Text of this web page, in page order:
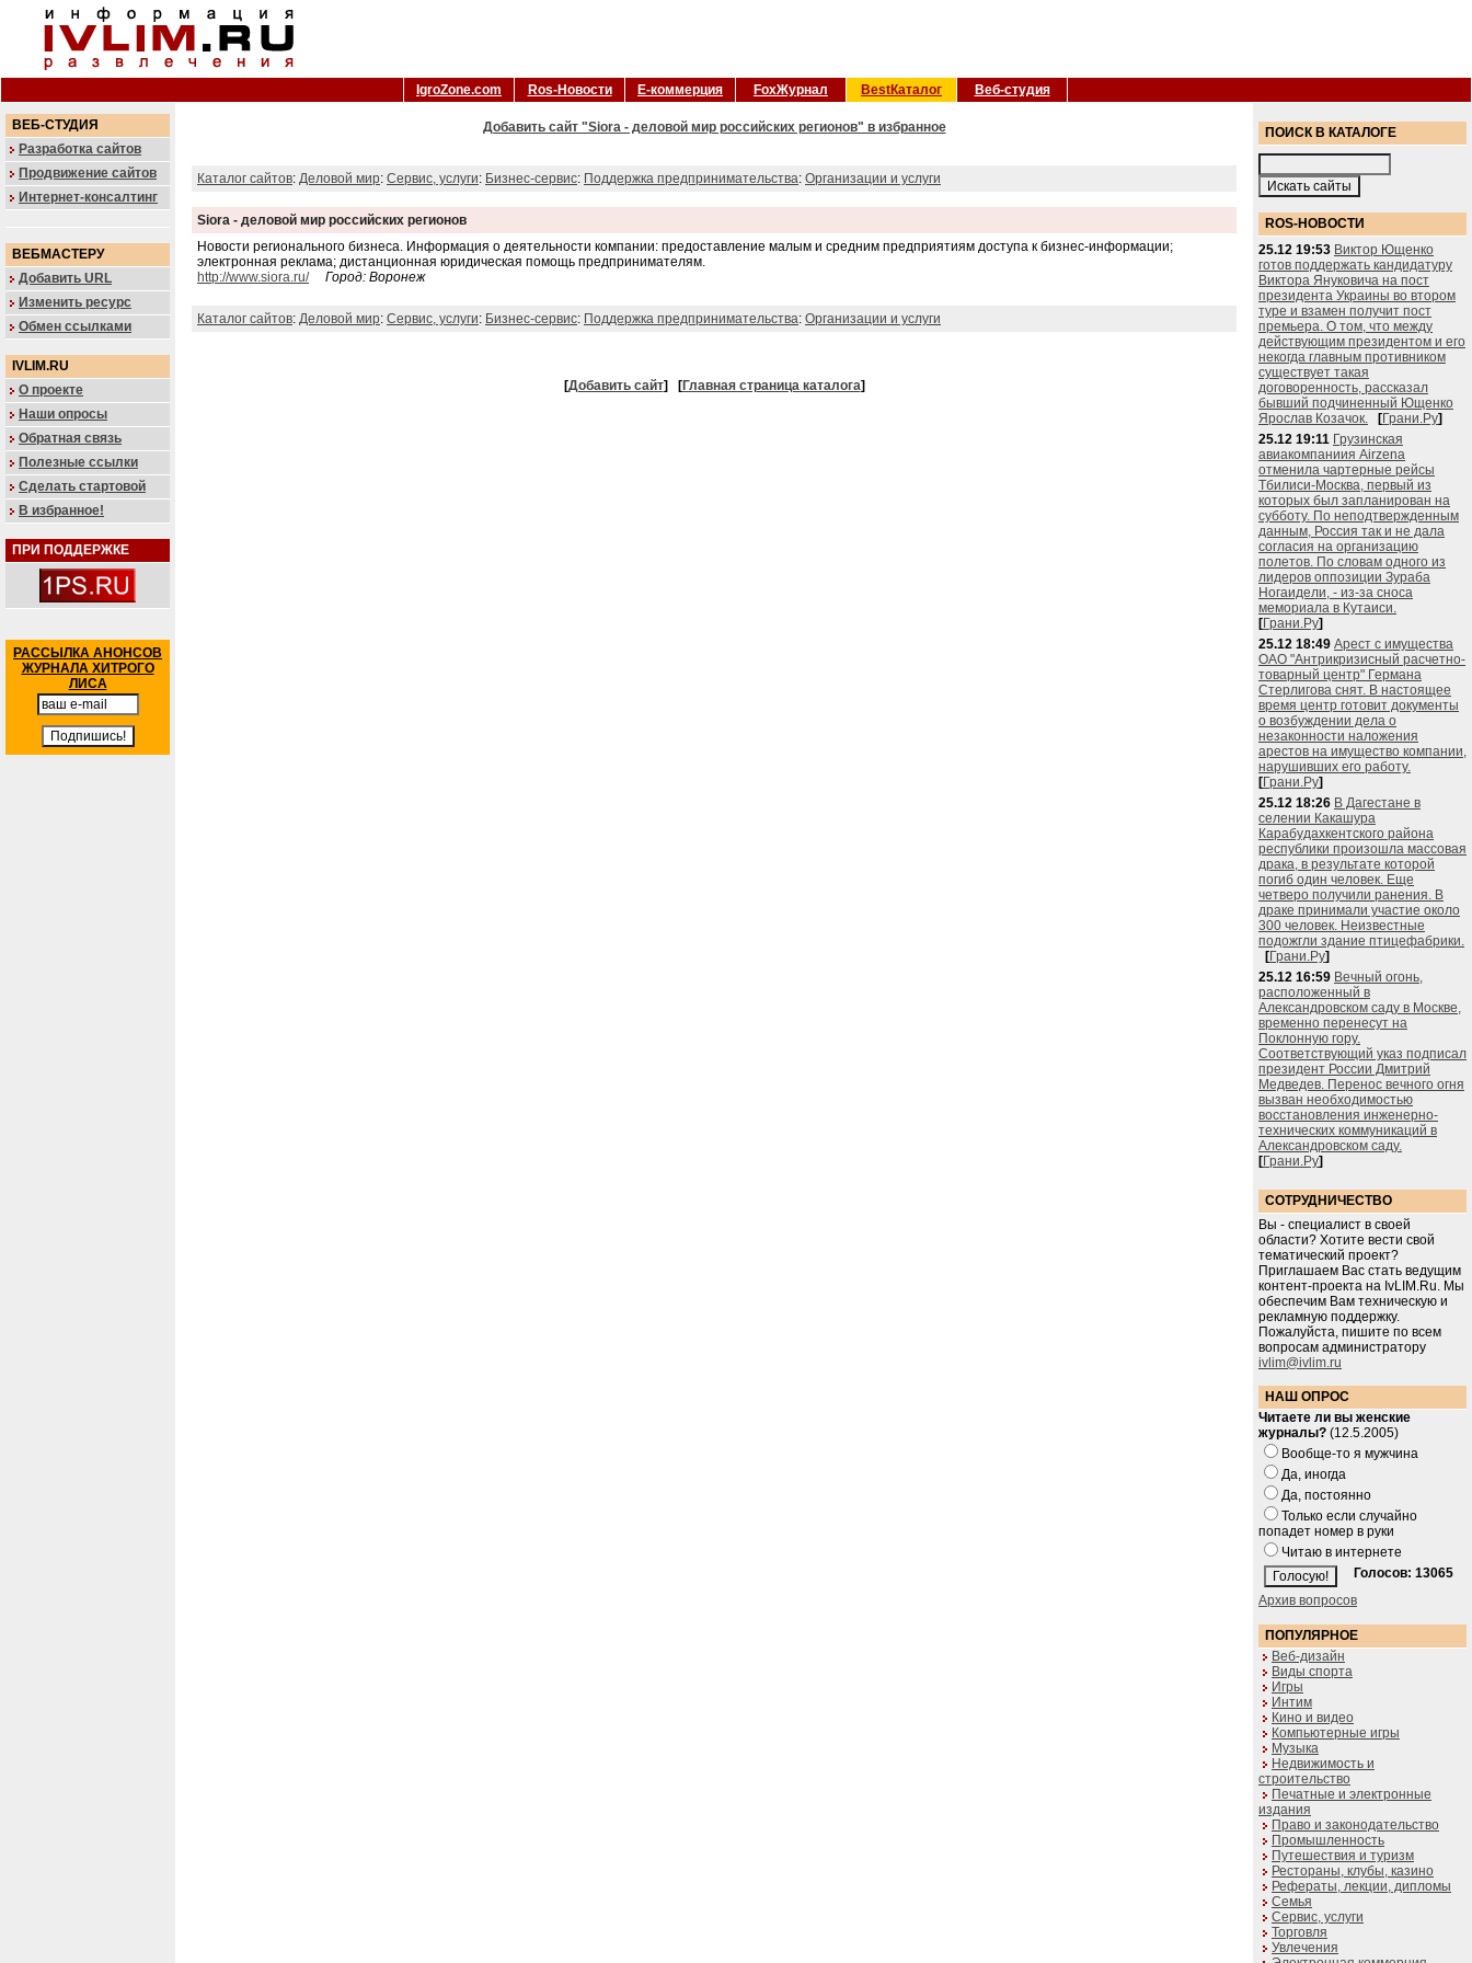
IgroZone.com Ros-Новости Е-коммерция FoxЖурнал BestКаталог Веб-студия
ВЕБ-СТУДИЯ
Разработка сайтов
Продвижение сайтов
Интернет-консалтинг
ВЕБМАСТЕРУ
Добавить URL
Изменить ресурс
Обмен ссылками
IVLIM.RU
О проекте
Наши опросы
Обратная связь
Полезные ссылки
Сделать стартовой
В избранное!
ПРИ ПОДДЕРЖКЕ
РАССЫЛКА АНОНСОВ
ЖУРНАЛА ХИТРОГО
ЛИСА
Добавить сайт "Siora - деловой мир российских регионов" в избранное
Каталог сайтов: Деловой мир: Сервис, услуги: Бизнес-сервис: Поддержка предпринимательства: Организации и услуги
Siora - деловой мир российских регионов
Новости регионального бизнеса. Информация о деятельности компании: предоставление малым и средним предприятиям доступа к бизнес-информации;
электронная реклама; дистанционная юридическая помощь предпринимателям.
http://www.siora.ru/
Город: Воронеж
Каталог сайтов: Деловой мир: Сервис, услуги: Бизнес-сервис: Поддержка предпринимательства: Организации и услуги
[Добавить сайт] [Главная страница каталога]
ПОИСК В КАТАЛОГЕ
ROS-НОВОСТИ
25.12 19:53 Виктор Ющенко
готов поддержать кандидатуру
Виктора Януковича на пост
президента Украины во втором
туре и взамен получит пост
премьера. О том, что между
действующим президентом и его
некогда главным противником
существует такая
договоренность, рассказал
бывший подчиненный Ющенко
Ярослав Козачок.
[Грани.Ру]
25.12 19:11 Грузинская
авиакомпаниия Airzena
отменила чартерные рейсы
Тбилиси-Москва, первый из
которых был запланирован на
субботу. По неподтвержденным
данным, Россия так и не дала
согласия на организацию
полетов. По словам одного из
лидеров оппозиции Зураба
Ногаидели, - из-за сноса
мемориала в Кутаиси.
[Грани.Ру]
25.12 18:49 Арест с имущества
ОАО "Антрикризисный расчетно-
товарный центр" Германа
Стерлигова снят. В настоящее
время центр готовит документы
о возбуждении дела о
незаконности наложения
арестов на имущество компании,
нарушивших его работу.
[Грани.Ру]
25.12 18:26 В Дагестане в
селении Какашура
Карабудахкентского района
республики произошла массовая
драка, в результате которой
погиб один человек. Еще
четверо получили ранения. В
драке принимали участие около
300 человек. Неизвестные
подожгли здание птицефабрики.
[Грани.Ру]
25.12 16:59 Вечный огонь,
расположенный в
Александровском саду в Москве,
временно перенесут на
Поклонную гору.
Соответствующий указ подписал
президент России Дмитрий
Медведев. Перенос вечного огня
вызван необходимостью
восстановления инженерно-
технических коммуникаций в
Александровском саду.
[Грани.Ру]
СОТРУДНИЧЕСТВО
Вы - специалист в своей
области? Хотите вести свой
тематический проект?
Приглашаем Вас стать ведущим
контент-проекта на IvLIM.Ru. Мы
обеспечим Вам техническую и
рекламную поддержку.
Пожалуйста, пишите по всем
вопросам администратору
ivlim@ivlim.ru
НАШ ОПРОС
Читаете ли вы женские
журналы? (12.5.2005)
Вообще-то я мужчина
Да, иногда
Да, постоянно
Только если случайно
попадет номер в руки
Читаю в интернете
Голосов: 13065
Архив вопросов
ПОПУЛЯРНОЕ
Веб-дизайн
Виды спорта
Игры
Интим
Кино и видео
Компьютерные игры
Музыка
Недвижимость и
строительство
Печатные и электронные
издания
Право и законодательство
Промышленность
Путешествия и туризм
Рестораны, клубы, казино
Рефераты, лекции, дипломы
Семья
Сервис, услуги
Торговля
Увлечения